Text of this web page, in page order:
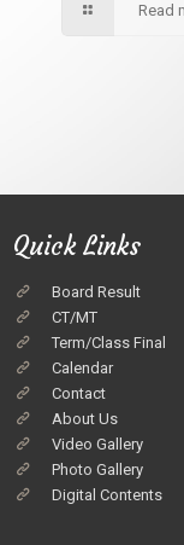
Read
Quick Links
Board Result
CT/MT
Term/Class Final
Calendar
Contact
About Us
Video Gallery
Photo Gallery
Digital Contents